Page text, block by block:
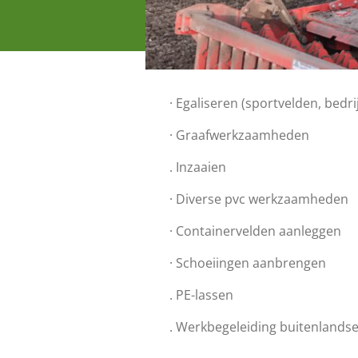
· Egaliseren (sportvelden,
· Graafwerkzaamheden
. Inzaaien
· Diverse pvc werkzaamheden
· Containervelden aanleggen
· Schoeiingen aanbrengen
. PE-lassen
. Werkbegeleiding